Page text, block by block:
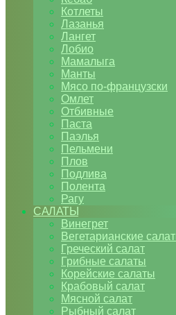
Котлеты
Лазанья
Лангет
Лобио
Мамалыга
Манты
Мясо по-французски
Омлет
Отбивные
Паста
Паэлья
Пельмени
Плов
Подлива
Полента
Рагу
САЛАТЫ
Винегрет
Вегетарианские
Греческий салат
Грибные салаты
Корейские салаты
Крабовый салат
Мясной салат
Рыбный салат